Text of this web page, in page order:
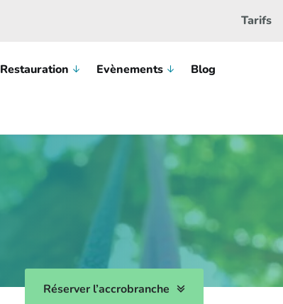
Tarifs
Restauration Evènements Blog
Réserver l’accrobranche